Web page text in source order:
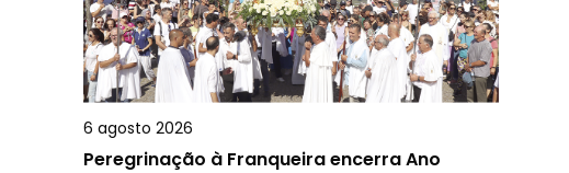
6 agosto 2026
Peregrinação à Franqueira encerra Ano